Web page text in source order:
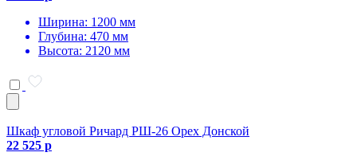
Ширина: 1200 мм
Глубина: 470 мм
Высота: 2120 мм
Шкаф угловой Ричард РШ-26 Орех Донской
22 525 р